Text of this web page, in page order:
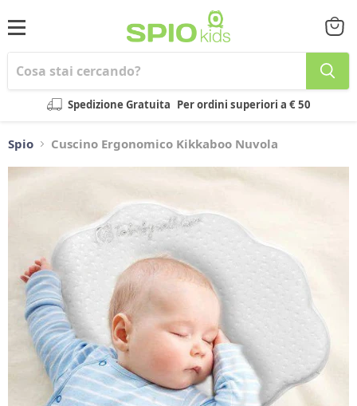
Menu
Spedizione Gratuita Per ordini superiori a € 50
il
Spio Cuscino Ergonomico Kikkaboo Nuvola